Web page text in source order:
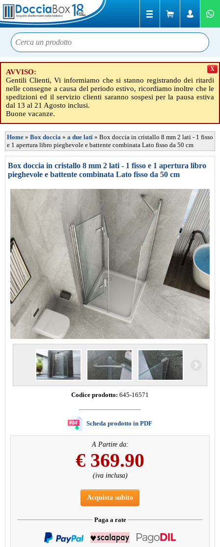
AVVISO:
Gentili Clienti, Vi informiamo che si stanno registrando dei ritardi
nelle consegne a causa del periodo estivo, ricordiamo inoltre che le
spedizioni ed il servizio clienti saranno sospesi per la pausa estiva
dal 13 al 21 Agosto inclusi.
Buone vacanze.
X
Home » Box doccia » a due lati » Box doccia in cristallo 8 mm 2 lati - 1 fisso
e 1 apertura libro pieghevole e battente combinata Lato fisso da 50 cm
Box doccia in cristallo 8 mm 2 lati - 1 fisso e 1 apertura libro
pieghevole e battente combinata Lato fisso da 50 cm
Codice prodotto: 645-16571
Scheda prodotto in PDF
A Partire da:
€ 369.90
(iva inclusa)
Acquista subito
Paga a rate